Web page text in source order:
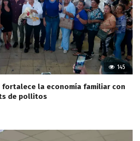
145
fortalece la economía familiar con
de pollitos